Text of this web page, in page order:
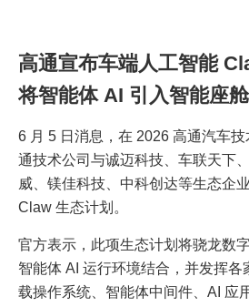
高通宣布车端人工智能
将智能体 AI 引入智能座舱
6 月 5 日消息，在 2026 高通汽车
通技术公司与诚迈科技、车联天下
威、镁佳科技、中科创达等生态企
Claw 生态计划。
官方表示，此项生态计划将骁龙数
智能体 AI 运行环境结合，并发挥
载操作系统、智能体中间件、AI 应